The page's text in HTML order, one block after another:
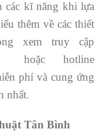
các kĩ năng khi lựa
thêm về các thiết
xem truy cập
hotline
phí và cung ứng
nhất.
Tân Bình